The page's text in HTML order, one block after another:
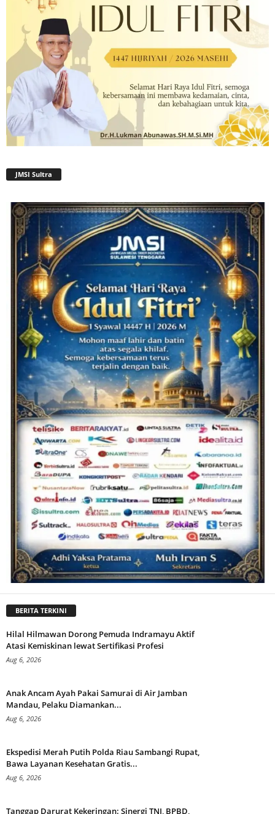
JMSI Sultra
BERITA TERKINI
Hilal Hilmawan Dorong Pemuda Indramayu Aktif
Atasi Kemiskinan lewat Sertifikasi Profesi
Aug 6, 2026
Anak Ancam Ayah Pakai Samurai di Air Jamban
Mandau, Pelaku Diamankan...
Aug 6, 2026
Ekspedisi Merah Putih Polda Riau Sambangi Rupat,
Bawa Layanan Kesehatan Gratis...
Aug 6, 2026
Tanggap Darurat Kekeringan: Sinergi TNI, BPBD,